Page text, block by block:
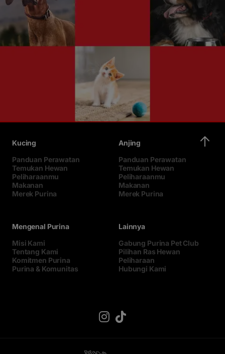
Kucing
Panduan Perawatan
Temukan Hewan
Peliharaanmu
Makanan
Merek Purina
Anjing
Panduan Perawatan
Temukan Hewan
Peliharaanmu
Makanan
Merek Purina
Mengenal Purina
Misi Kami
Tentang Kami
Komitmen Purina
Purina & Komunitas
Lainnya
Gabung Purina Pet Club
Pilihan Ras Hewan
Peliharaan
Hubungi Kami